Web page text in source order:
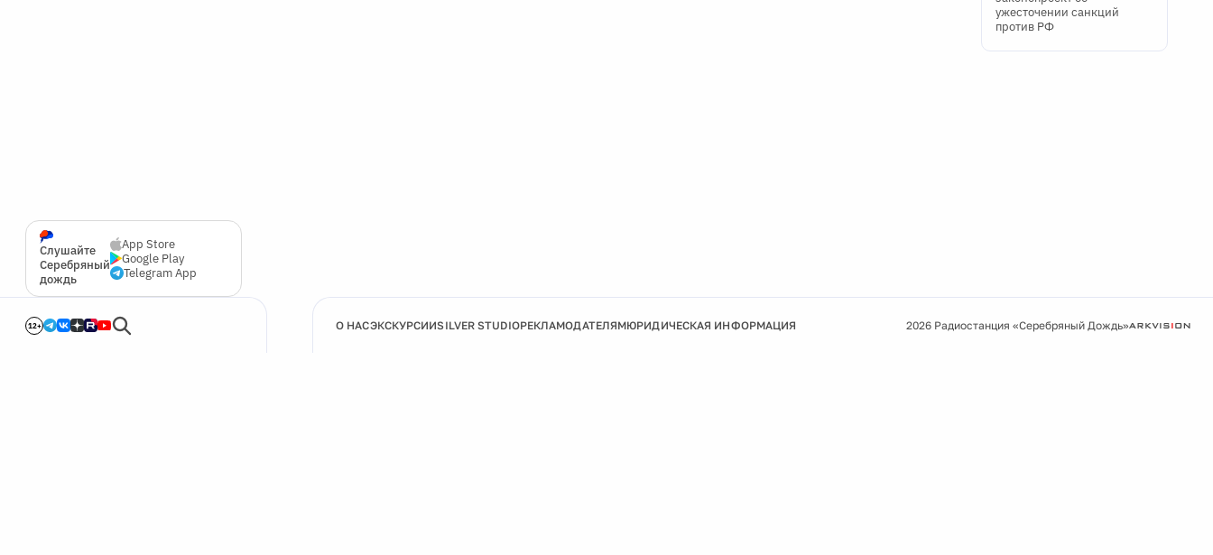
Слушайте
Серебряный
дождь
App Store
Google Play
Telegram App
12+
ужесточении санкций
против РФ
О НАСЭКСКУРСИИSILVER STUDIOРЕКЛАМОДАТЕЛЯМЮРИДИЧЕСКАЯ ИНФОРМАЦИЯ 2026 Радиостанция «Серебряный Дождь»